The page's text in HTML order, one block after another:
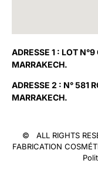
ADRESSE 1 : LOT
MARRAKECH.
ADRESSE 2 : N° 581
MARRAKECH.
© ALL RIGHTS
FABRICATION